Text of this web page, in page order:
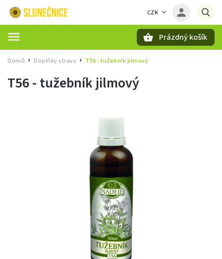
CZK
Prázdný košík
Domů / Doplňky stravy / T56 - tužebník jilmový
T56 - tužebník jilmový